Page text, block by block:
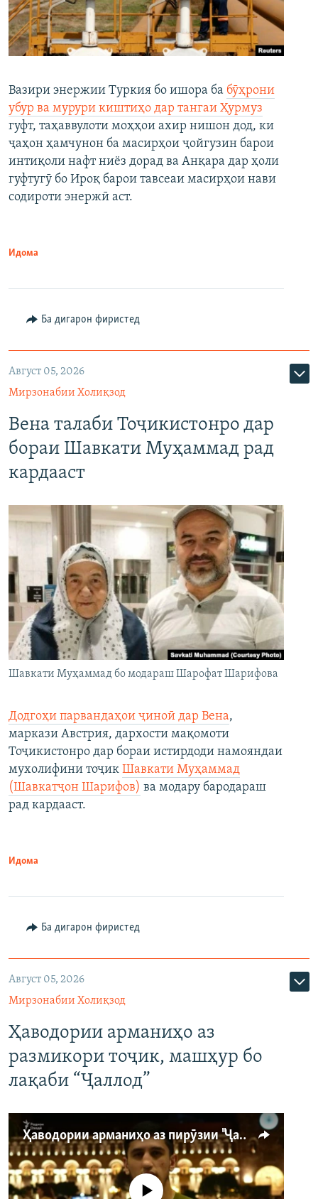
Вазири энержии Туркия бо ишора ба бӯҳрони
убур ва мурури киштиҳо дар тангаи Ҳурмуз
гуфт, таҳаввулоти моҳҳои ахир нишон дод, ки
ҷаҳон ҳамчунон ба масирҳои ҷойгузин барои
интиқоли нафт ниёз дорад ва Анқара дар ҳоли
гуфтугӯ бо Ироқ барои тавсеаи масирҳои нави
содироти энержӣ аст.
Идома
Ба дигарон фиристед
Август 05, 2026
Мирзонабии Холиқзод
Вена талаби Тоҷикистонро дар
бораи Шавкати Муҳаммад рад
кардааст
Шавкати Муҳаммад бо модараш Шарофат Шарифова
Додгоҳи парвандаҳои ҷиноӣ дар Вена,
маркази Австрия, дархости мақомоти
Тоҷикистонро дар бораи истирдоди намояндаи
мухолифини тоҷик Шавкати Муҳаммад
(Шавкатҷон Шарифов) ва модару бародараш
рад кардааст.
Идома
Ба дигарон фиристед
Август 05, 2026
Мирзонабии Холиқзод
Ҳаводории арманиҳо аз
размикори тоҷик, машҳур бо
лақаби “Ҷаллод”
Ҳаводории арманиҳо аз пирӯзии "Ҷаллод"-и тоҷик
Феълан кор намекунад